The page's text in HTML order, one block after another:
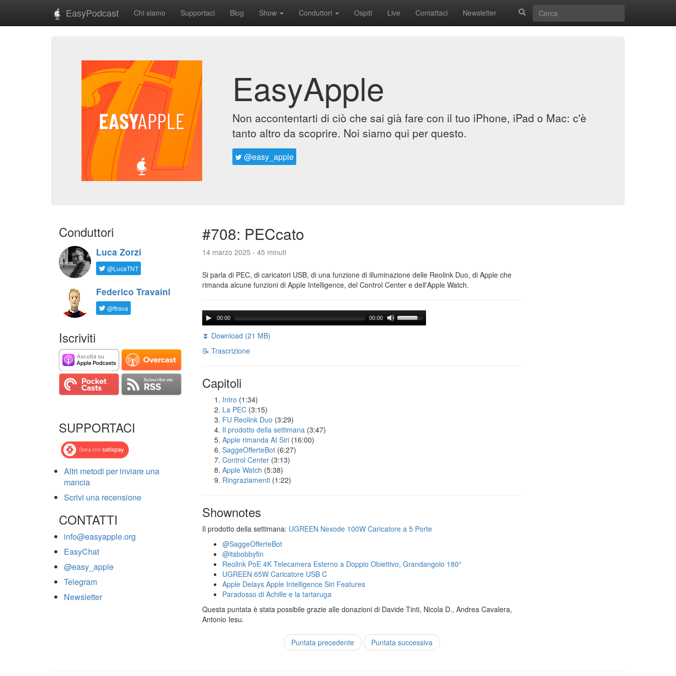
EasyPodcast Chi siamo Supportaci Blog Show Conduttori Ospiti Live Contattaci Newsletter
EasyApple
Non accontentarti di ciò che sai già fare con il tuo iPhone, iPad o Mac: c'è
tanto altro da scoprire. Noi siamo qui per questo.
@easy_apple
Conduttori
Luca Zorzi
@LucaTNT
Federico Travaini
@ftrava
Iscriviti
SUPPORTACI
Altri metodi per inviare una
mancia
Scrivi una recensione
CONTATTI
info@easyapple.org
EasyChat
@easy_apple
Telegram
Newsletter
#708: PECcato
14 marzo 2025 - 45 minuti
Si parla di PEC, di caricatori USB, di una funzione di illuminazione delle Reolink Duo, di Apple che
rimanda alcune funzioni di Apple Intelligence, del Control Center e dell'Apple Watch.
00:00 00:00
⏬ Download (21 MB)
📝 Trascrizione
Capitoli
Intro (1:34)
La PEC (3:15)
FU Reolink Duo (3:29)
Il prodotto della settimana (3:47)
Apple rimanda AI Siri (16:00)
SaggeOfferteBot (6:27)
Control Center (3:13)
Apple Watch (5:38)
Ringraziamenti (1:22)
Shownotes
Il prodotto della settimana: UGREEN Nexode 100W Caricatore a 5 Porte
@SaggeOfferteBot
@itsbobbyfin
Reolink PoE 4K Telecamera Esterno a Doppio Obiettivo, Grandangolo 180°
UGREEN 65W Caricatore USB C
Apple Delays Apple Intelligence Siri Features
Paradosso di Achille e la tartaruga
Questa puntata è stata possibile grazie alle donazioni di Davide Tinti, Nicola D., Andrea Cavalera,
Antonio Iesu.
Puntata precedente Puntata successiva